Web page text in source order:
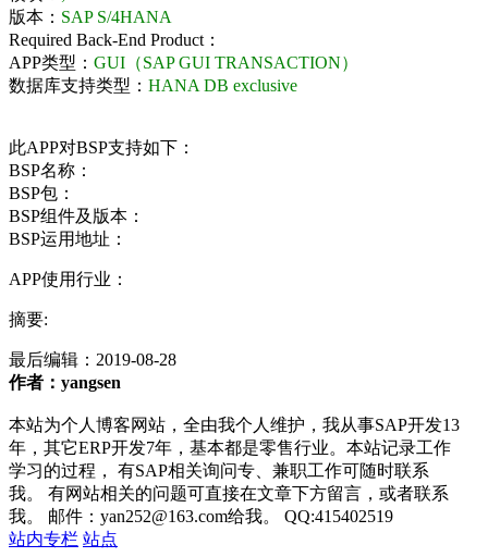
版本： SAP S/4HANA
Required Back-End Product：
APP类型： GUI（SAP GUI TRANSACTION）
数据库支持类型： HANA DB exclusive
此APP对BSP支持如下：
BSP名称：
BSP包：
BSP组件及版本：
BSP运用地址：
APP使用行业：
摘要:
最后编辑： 2019-08-28
作者：yangsen
本站为个人博客网站，全由我个人维护，我从事SAP开发13
年，其它ERP开发7年，基本都是零售行业。本站记录工作
学习的过程， 有SAP相关询问专、兼职工作可随时联系
我。 有网站相关的问题可直接在文章下方留言，或者联系
我。 邮件：yan252@163.com给我。 QQ:415402519
站内专栏 站点